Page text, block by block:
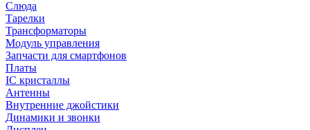
Слюда
Тарелки
Трансформаторы
Модуль управления
Запчасти для смартфонов
Платы
IC кристаллы
Антенны
Внутренние джойстики
Динамики и звонки